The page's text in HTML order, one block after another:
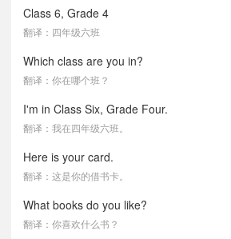
Class 6, Grade 4
翻译：四年级六班
Which class are you in?
翻译：你在哪个班？
I'm in Class Six, Grade Four.
翻译：我在四年级六班。
Here is your card.
翻译：这是你的借书卡。
What books do you like?
翻译：你喜欢什么书？